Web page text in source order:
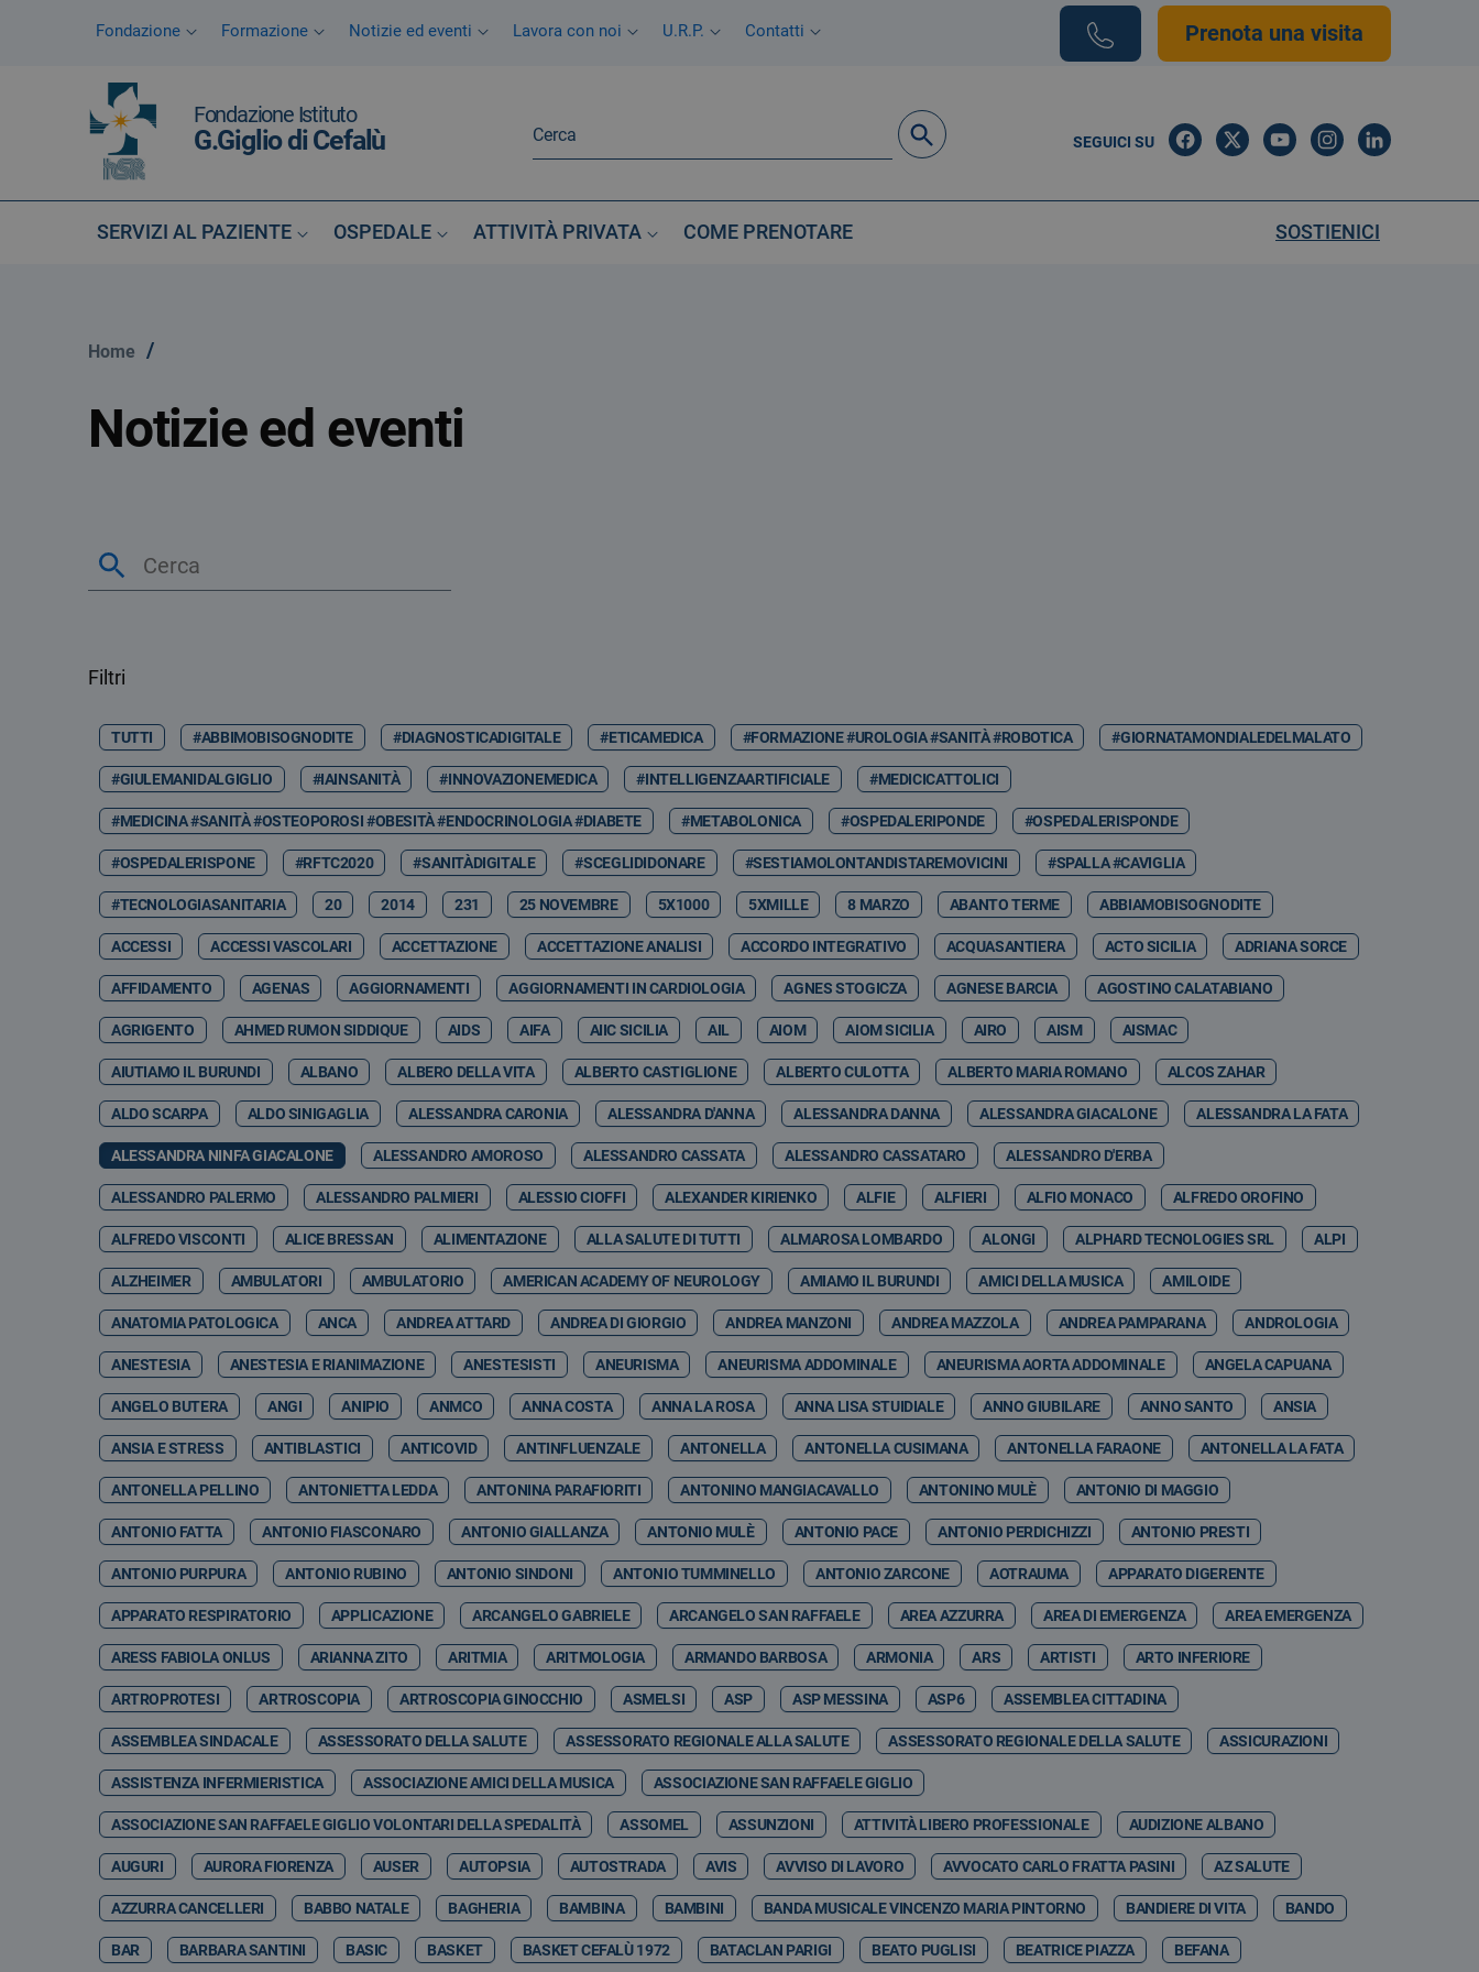
Vai al menu di navigazione
Fondazione Formazione Notizie ed eventi Lavora con noi U.R.P. Contatti Prenota una visita
Fondazione Istituto
G.Giglio di Cefalù SEGUICI SU
SERVIZI AL PAZIENTE OSPEDALE ATTIVITÀ PRIVATA COME PRENOTARE SOSTIENICI
Home /
Notizie ed eventi
Filtri
TUTTI #ABBIMOBISOGNODITE #DIAGNOSTICADIGITALE #ETICAMEDICA #FORMAZIONE #UROLOGIA #SANITÀ #ROBOTICA #GIORNATAMONDIALEDELMALATO
#GIULEMANIDALGIGLIO #IAINSANITÀ #INNOVAZIONEMEDICA #INTELLIGENZAARTIFICIALE #MEDICICATTOLICI
#MEDICINA #SANITÀ #OSTEOPOROSI #OBESITÀ #ENDOCRINOLOGIA #DIABETE #METABOLONICA #OSPEDALERIPONDE #OSPEDALERISPONDE
#OSPEDALERISPONE #RFTC2020 #SANITÀDIGITALE #SCEGLIDIDONARE #SESTIAMOLONTANDISTAREMOVICINI #SPALLA #CAVIGLIA
#TECNOLOGIASANITARIA 20 2014 231 25 NOVEMBRE 5X1000 5XMILLE 8 MARZO ABANTO TERME ABBIAMOBISOGNODITE
ACCESSI ACCESSI VASCOLARI ACCETTAZIONE ACCETTAZIONE ANALISI ACCORDO INTEGRATIVO ACQUASANTIERA ACTO SICILIA ADRIANA SORCE
AFFIDAMENTO AGENAS AGGIORNAMENTI AGGIORNAMENTI IN CARDIOLOGIA AGNES STOGICZA AGNESE BARCIA AGOSTINO CALATABIANO
AGRIGENTO AHMED RUMON SIDDIQUE AIDS AIFA AIIC SICILIA AIL AIOM AIOM SICILIA AIRO AISM AISMAC
AIUTIAMO IL BURUNDI ALBANO ALBERO DELLA VITA ALBERTO CASTIGLIONE ALBERTO CULOTTA ALBERTO MARIA ROMANO ALCOS ZAHAR
ALDO SCARPA ALDO SINIGAGLIA ALESSANDRA CARONIA ALESSANDRA D'ANNA ALESSANDRA DANNA ALESSANDRA GIACALONE ALESSANDRA LA FATA
ALESSANDRA NINFA GIACALONE ALESSANDRO AMOROSO ALESSANDRO CASSATA ALESSANDRO CASSATARO ALESSANDRO D'ERBA
ALESSANDRO PALERMO ALESSANDRO PALMIERI ALESSIO CIOFFI ALEXANDER KIRIENKO ALFIE ALFIERI ALFIO MONACO ALFREDO OROFINO
ALFREDO VISCONTI ALICE BRESSAN ALIMENTAZIONE ALLA SALUTE DI TUTTI ALMAROSA LOMBARDO ALONGI ALPHARD TECNOLOGIES SRL ALPI
ALZHEIMER AMBULATORI AMBULATORIO AMERICAN ACADEMY OF NEUROLOGY AMIAMO IL BURUNDI AMICI DELLA MUSICA AMILOIDE
ANATOMIA PATOLOGICA ANCA ANDREA ATTARD ANDREA DI GIORGIO ANDREA MANZONI ANDREA MAZZOLA ANDREA PAMPARANA ANDROLOGIA
ANESTESIA ANESTESIA E RIANIMAZIONE ANESTESISTI ANEURISMA ANEURISMA ADDOMINALE ANEURISMA AORTA ADDOMINALE ANGELA CAPUANA
ANGELO BUTERA ANGI ANIPIO ANMCO ANNA COSTA ANNA LA ROSA ANNA LISA STUIDIALE ANNO GIUBILARE ANNO SANTO ANSIA
ANSIA E STRESS ANTIBLASTICI ANTICOVID ANTINFLUENZALE ANTONELLA ANTONELLA CUSIMANA ANTONELLA FARAONE ANTONELLA LA FATA
ANTONELLA PELLINO ANTONIETTA LEDDA ANTONINA PARAFIORITI ANTONINO MANGIACAVALLO ANTONINO MULÈ ANTONIO DI MAGGIO
ANTONIO FATTA ANTONIO FIASCONARO ANTONIO GIALLANZA ANTONIO MULÈ ANTONIO PACE ANTONIO PERDICHIZZI ANTONIO PRESTI
ANTONIO PURPURA ANTONIO RUBINO ANTONIO SINDONI ANTONIO TUMMINELLO ANTONIO ZARCONE AOTRAUMA APPARATO DIGERENTE
APPARATO RESPIRATORIO APPLICAZIONE ARCANGELO GABRIELE ARCANGELO SAN RAFFAELE AREA AZZURRA AREA DI EMERGENZA AREA EMERGENZA
ARESS FABIOLA ONLUS ARIANNA ZITO ARITMIA ARITMOLOGIA ARMANDO BARBOSA ARMONIA ARS ARTISTI ARTO INFERIORE
ARTROPROTESI ARTROSCOPIA ARTROSCOPIA GINOCCHIO ASMELSI ASP ASP MESSINA ASP6 ASSEMBLEA CITTADINA
ASSEMBLEA SINDACALE ASSESSORATO DELLA SALUTE ASSESSORATO REGIONALE ALLA SALUTE ASSESSORATO REGIONALE DELLA SALUTE ASSICURAZIONI
ASSISTENZA INFERMIERISTICA ASSOCIAZIONE AMICI DELLA MUSICA ASSOCIAZIONE SAN RAFFAELE GIGLIO
ASSOCIAZIONE SAN RAFFAELE GIGLIO VOLONTARI DELLA SPEDALITÀ ASSOMEL ASSUNZIONI ATTIVITÀ LIBERO PROFESSIONALE AUDIZIONE ALBANO
AUGURI AURORA FIORENZA AUSER AUTOPSIA AUTOSTRADA AVIS AVVISO DI LAVORO AVVOCATO CARLO FRATTA PASINI AZ SALUTE
AZZURRA CANCELLERI BABBO NATALE BAGHERIA BAMBINA BAMBINI BANDA MUSICALE VINCENZO MARIA PINTORNO BANDIERE DI VITA BANDO
BAR BARBARA SANTINI BASIC BASKET BASKET CEFALÙ 1972 BATACLAN PARIGI BEATO PUGLISI BEATRICE PIAZZA BEFANA